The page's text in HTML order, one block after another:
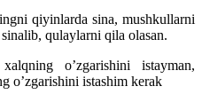
qiyinlarda sina, mushkullarni
qulaylarni qila olasan.
o’zgarishini istayman,
o’zgarishini istashim kerak